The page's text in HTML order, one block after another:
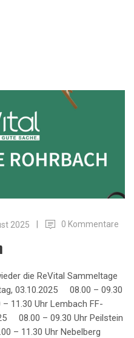
2025 | 0 Kommentare
die ReVital Sammeltage
03.10.2025 08.00 – 09.30
11.30 Uhr Lembach FF-
08.00 – 09.30 Uhr Peilstein
– 11.30 Uhr Nebelberg